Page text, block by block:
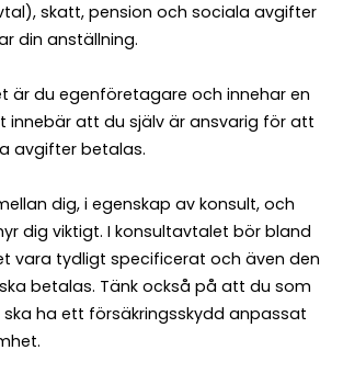
skatt, pension och sociala avgifter
din anställning.
är du egenföretagare och innehar en
innebär att du själv är ansvarig för att
avgifter betalas.
dig, i egenskap av konsult, och
dig viktigt. I konsultavtalet bör bland
vara tydligt specificerat och även den
betalas. Tänk också på att du som
ha ett försäkringsskydd anpassat